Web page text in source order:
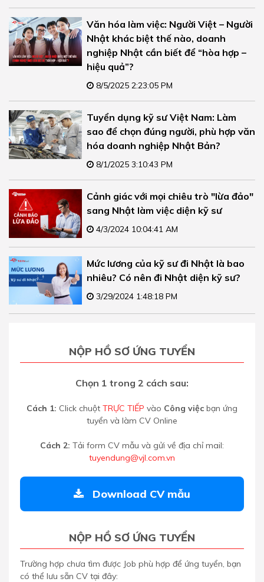
Văn hóa làm việc: Người Việt – Người
Nhật khác biệt thế nào, doanh
nghiệp Nhật cần biết để “hòa hợp –
hiệu quả”?
8/5/2025 2:23:05 PM
Tuyển dụng kỹ sư Việt Nam: Làm
sao để chọn đúng người, phù hợp văn
hóa doanh nghiệp Nhật Bản?
8/1/2025 3:10:43 PM
Cảnh giác với mọi chiêu trò "lừa đảo"
sang Nhật làm việc diện kỹ sư
4/3/2024 10:04:41 AM
Mức lương của kỹ sư đi Nhật là bao
nhiêu? Có nên đi Nhật diện kỹ sư?
3/29/2024 1:48:18 PM
NỘP HỒ SƠ ỨNG TUYỂN
Chọn 1 trong 2 cách sau:
Cách 1: Click chuột TRỰC TIẾP vào Công việc bạn ứng
tuyển và làm CV Online
Cách 2: Tải form CV mẫu và gửi về địa chỉ mail:
tuyendung@vjl.com.vn
Download CV mẫu
NỘP HỒ SƠ ỨNG TUYỂN
Trường hợp chưa tìm được Job phù hợp để ứng tuyển, bạn
có thể lưu sẵn CV tại đây: